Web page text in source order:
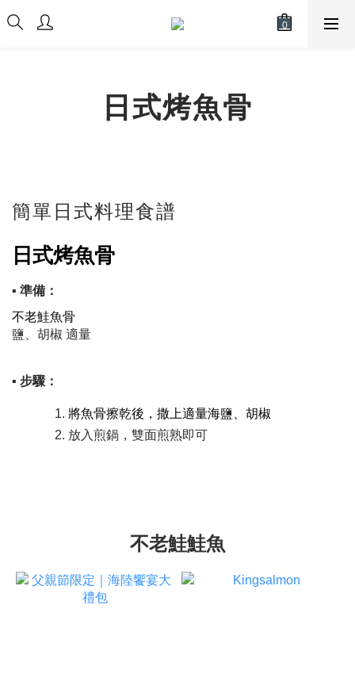
日式烤魚骨
簡單日式料理食譜
日式烤魚骨
▪ 準備：
不老鮭魚骨
鹽、胡椒 適量
▪ 步驟：
將魚骨擦乾後，撒上適量海鹽、胡椒
放入煎鍋，雙面煎熟即可
不老鮭鮭魚